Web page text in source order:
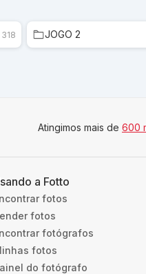
318 JOGO 2
Atingimos mais de 600
a Fotto
fotos
fotos
fotógrafos
fotos
do fotógrafo